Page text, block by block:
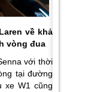
về khả
vòng đua
với thời
tại đường
xe W1 cũng